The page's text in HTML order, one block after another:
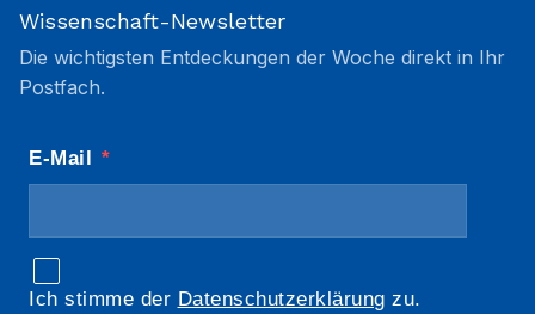
Wissenschaft-Newsletter
Die wichtigsten Entdeckungen der Woche direkt in Ihr
Postfach.